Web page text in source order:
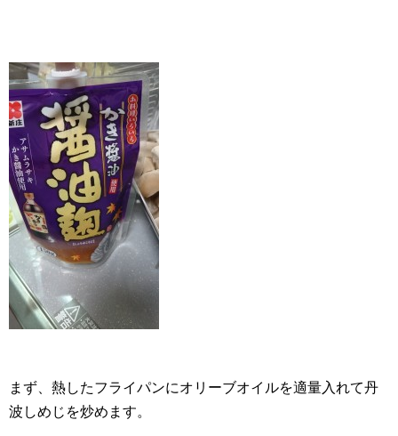
まず、熱したフライパンにオリーブオイルを適量入れて丹
波しめじを炒めます。